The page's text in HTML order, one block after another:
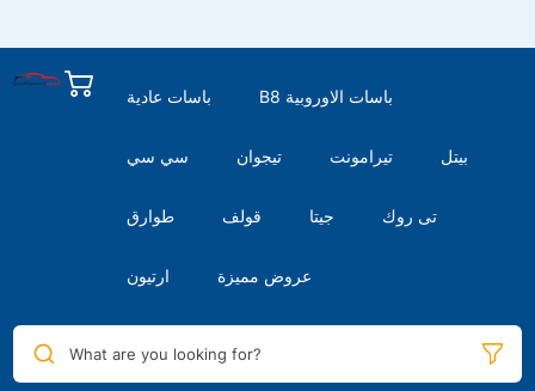
باسات عادية B8 باسات الاوروبية
سي سي تيجوان تيرامونت بيتل
طوارق قولف جيتا تى روك
ارتيون عروض مميزة
What are you looking for?